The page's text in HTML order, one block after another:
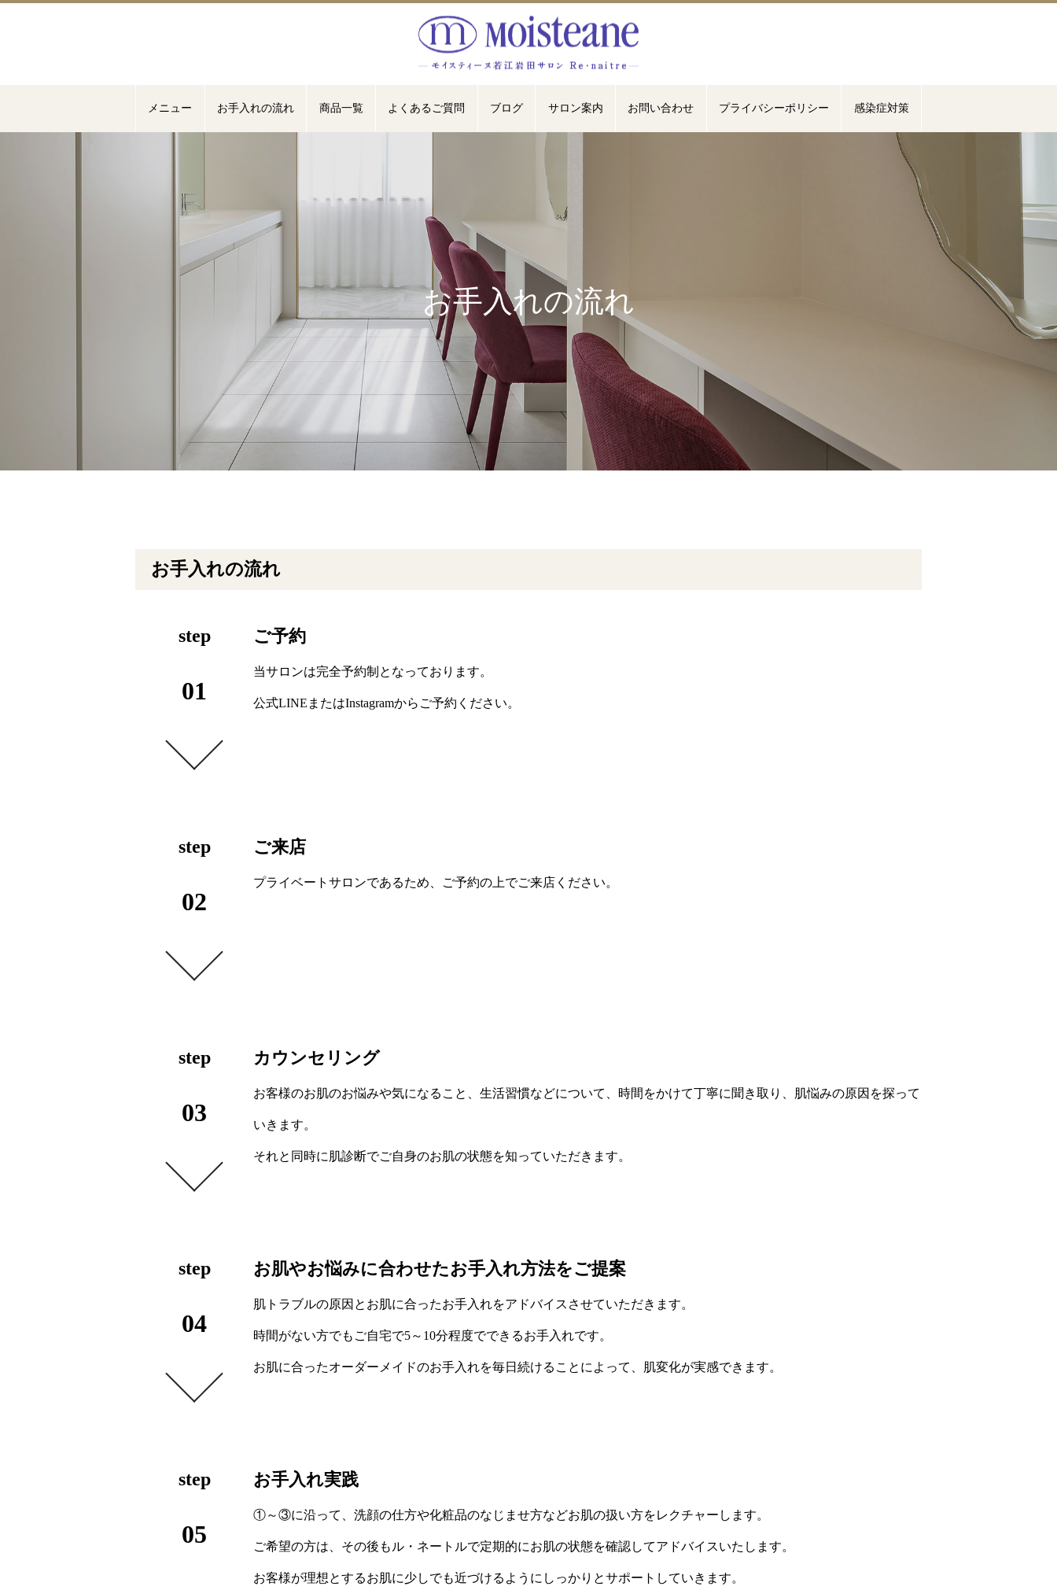
メニュー お手入れの流れ 商品一覧 よくあるご質問 ブログ サロン案内 お問い合わせ プライバシーポリシー 感染症対策
お手入れの流れ
お手入れの流れ
step
01
ご予約
当サロンは完全予約制となっております。
公式LINEまたはInstagramからご予約ください。
step
02
ご来店
プライベートサロンであるため、ご予約の上でご来店ください。
step
03
カウンセリング
お客様のお肌のお悩みや気になること、生活習慣などについて、時間をかけて丁寧に聞き取り、肌悩みの原因を探って
いきます。
それと同時に肌診断でご自身のお肌の状態を知っていただきます。
step
04
お肌やお悩みに合わせたお手入れ方法をご提案
肌トラブルの原因とお肌に合ったお手入れをアドバイスさせていただきます。
時間がない方でもご自宅で5～10分程度でできるお手入れです。
お肌に合ったオーダーメイドのお手入れを毎日続けることによって、肌変化が実感できます。
step
05
お手入れ実践
①～③に沿って、洗顔の仕方や化粧品のなじませ方などお肌の扱い方をレクチャーします。
ご希望の方は、その後もル・ネートルで定期的にお肌の状態を確認してアドバイスいたします。
お客様が理想とするお肌に少しでも近づけるようにしっかりとサポートしていきます。